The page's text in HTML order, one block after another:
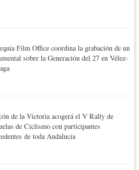
Film Office coordina la grabación de un
sobre la Generación del 27 en Vélez-
de la Victoria acogerá el V Rally de
de Ciclismo con participantes
de toda Andalucía